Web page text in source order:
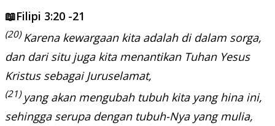
📖Filipi 3:20 -21
(20)Karena kewargaan kita adalah di dalam sorga,
dan dari situ juga kita menantikan Tuhan Yesus
Kristus sebagai Juruselamat,
(21) yang akan mengubah tubuh kita yang hina ini,
sehingga serupa dengan tubuh-Nya yang mulia,